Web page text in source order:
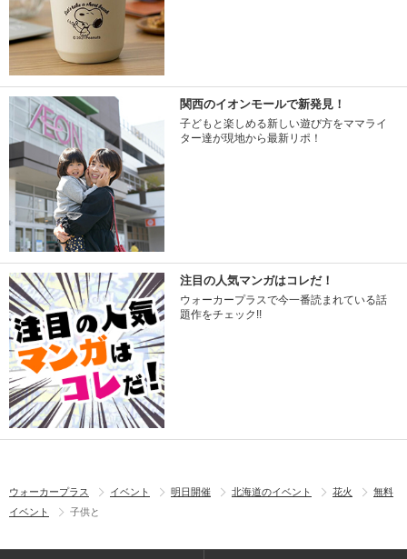
関西のイオンモールで新発見！
子どもと楽しめる新しい遊び方をママライ
ター達が現地から最新リポ！
注目の人気マンガはコレだ！
ウォーカープラスで今一番読まれている話
題作をチェック!!
ウォーカープラス イベント 明日開催 北海道のイベント 花火
無料
イベント
子供と